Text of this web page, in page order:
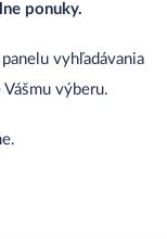
ponuky.
vyhľadávania
výberu.